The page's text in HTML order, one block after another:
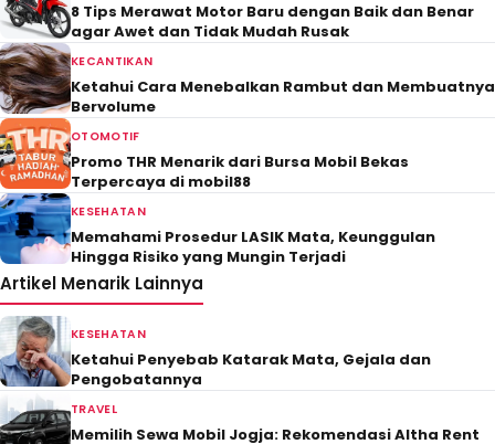
8 Tips Merawat Motor Baru dengan Baik dan Benar
agar Awet dan Tidak Mudah Rusak
KECANTIKAN
Ketahui Cara Menebalkan Rambut dan Membuatnya
Bervolume
OTOMOTIF
Promo THR Menarik dari Bursa Mobil Bekas
Terpercaya di mobil88
KESEHATAN
Memahami Prosedur LASIK Mata, Keunggulan
Hingga Risiko yang Mungin Terjadi
Artikel Menarik Lainnya
KESEHATAN
Ketahui Penyebab Katarak Mata, Gejala dan
Pengobatannya
TRAVEL
Memilih Sewa Mobil Jogja: Rekomendasi Altha Rent